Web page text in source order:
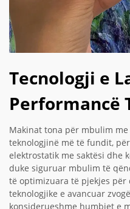
Tecnologji e
Performancë
Makinat tona për mbulim
teknologjinë më të fundit,
elektrostatik me saktësi dhe
duke siguruar mbulim të
të optimizuara të pjekjes për
teknologjike e avancuar
konsiderueshme humbjet e